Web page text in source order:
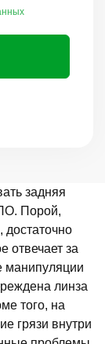
задняя
Порой,
достаточно
отвечает за
манипуляции
линза
того, на
грязи внутри